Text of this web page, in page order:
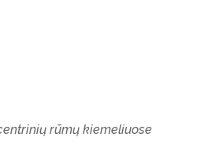
rūmų kiemeliuose